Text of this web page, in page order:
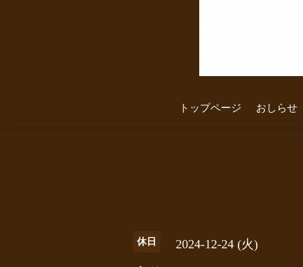
トップページ おしらせ
休日 2024-12-24 (火)